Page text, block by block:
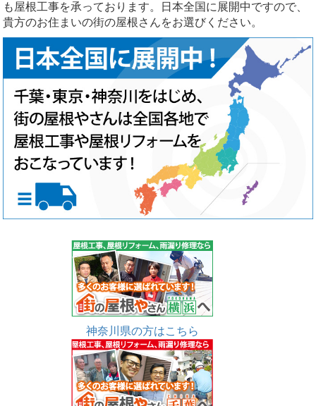
も屋根工事を承っております。日本全国に展開中ですので、
貴方のお住まいの街の屋根さんをお選びください。
神奈川県の方はこちら